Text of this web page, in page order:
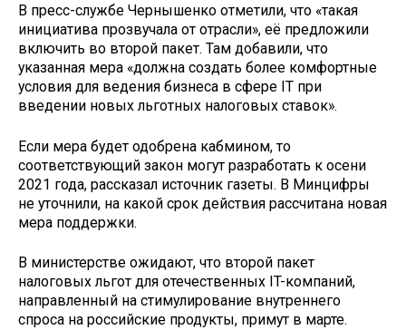
В пресс-службе Чернышенко отметили, что «такая
инициатива прозвучала от отрасли», её предложили
включить во второй пакет. Там добавили, что
указанная мера «должна создать более комфортные
условия для ведения бизнеса в сфере IT при
введении новых льготных налоговых ставок».
Если мера будет одобрена кабмином, то
соответствующий закон могут разработать к осени
2021 года, рассказал источник газеты. В Минцифры
не уточнили, на какой срок действия рассчитана новая
мера поддержки.
В министерстве ожидают, что второй пакет
налоговых льгот для отечественных IT-компаний,
направленный на стимулирование внутреннего
спроса на российские продукты, примут в марте.